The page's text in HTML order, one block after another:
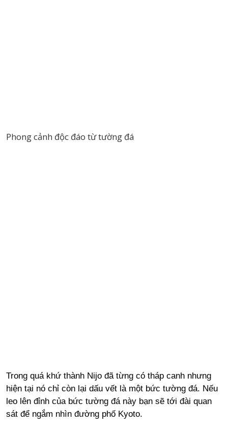
Phong cảnh độc đáo từ tường đá
Trong quá khứ thành Nijo đã từng có tháp canh nhưng
hiện tại nó chỉ còn lại dấu vết là một bức tường đá. Nếu
leo lên đỉnh của bức tường đá này bạn sẽ tới đài quan
sát để ngắm nhìn đường phố Kyoto.